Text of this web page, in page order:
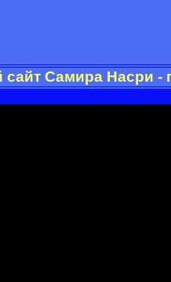
Самира Насри -